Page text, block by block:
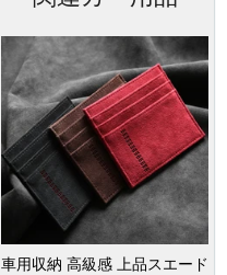
車用収納 高級感 上品スエード